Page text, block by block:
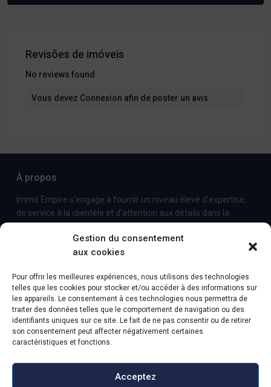
Gestion du consentement
aux cookies
Pour offrir les meilleures expériences, nous utilisons des technologies
telles que les cookies pour stocker et/ou accéder à des informations sur
les appareils. Le consentement à ces technologies nous permettra de
traiter des données telles que le comportement de navigation ou des
identifiants uniques sur ce site. Le fait de ne pas consentir ou de retirer
son consentement peut affecter négativement certaines
caractéristiques et fonctions.
Acceptez
Revisões de imóveis
No reviews found.
Vous devez Connexion afin de poster un avis
À propos
Immo Empire s'engage à fournir un niveau élevé d'expertise,
de service à la clientèle et d'attention aux détails dans la
de propriétés locatives.
Avenida des Combattants de la Grande Guerre, nº 90
4620-141-Lousada
+351255100771 - coût d'un appel vers le réseau fixe
national
info@immo-empire.pt